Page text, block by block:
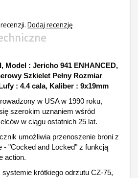
Dodaj recenzję
Model : Jericho 941 ENHANCED,
Szkielet Pełny Rozmiar
: 4.4 cala, Kaliber : 9x19mm
w USA w 1990 roku,
szerokim uznaniem wśród
w ciągu ostatnich 25 lat.
umożliwia przenoszenie broni z
- "Cocked and Locked" z funkcją
action.
krótkiego odrzutu CZ-75,